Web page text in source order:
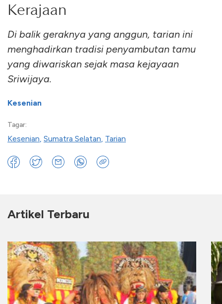
Kerajaan
Di balik geraknya yang anggun, tarian ini
menghadirkan tradisi penyambutan tamu
yang diwariskan sejak masa kejayaan
Sriwijaya.
Kesenian
Tagar:
Kesenian, Sumatra Selatan, Tarian
Artikel Terbaru